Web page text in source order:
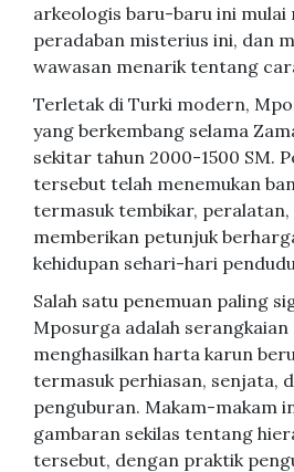
arkeologis baru-baru ini mulai
peradaban misterius ini, dan
wawasan menarik tentang
Terletak di Turki modern,
yang berkembang selama
sekitar tahun 2000-1500 SM.
tersebut telah menemukan
termasuk tembikar,
memberikan petunjuk
kehidupan sehari-hari
Salah satu penemuan paling
Mposurga adalah serangkaian
menghasilkan harta karun
termasuk perhiasan, senjata,
penguburan. Makam-makam
gambaran sekilas tentang
tersebut, dengan praktik